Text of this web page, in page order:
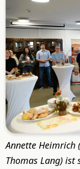
Annette Heimrich
Thomas Lang) ist